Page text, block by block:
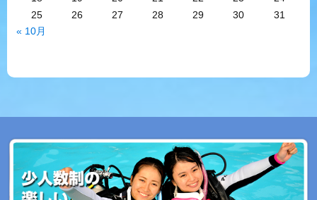
25
26 27 28 29 30
31
« 10月